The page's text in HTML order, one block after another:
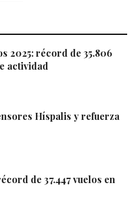
2025: récord de 35.806
actividad
Híspalis y refuerza
de 37.447 vuelos en